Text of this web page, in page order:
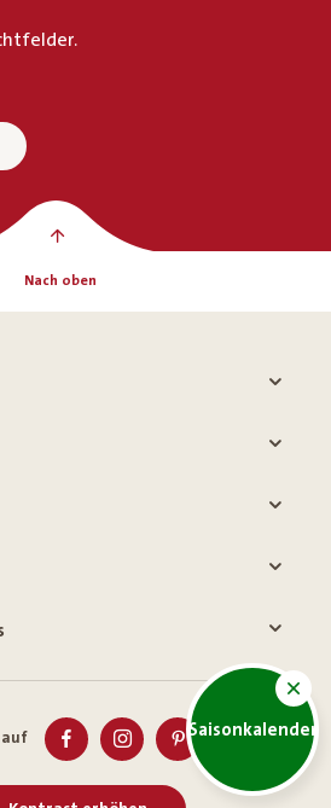
Saisonkalender
Nach oben
auf